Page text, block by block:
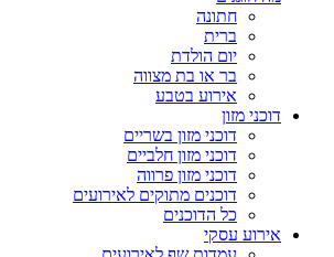
חתונה
ברית
יום הולדת
בר או בת מצווה
אירוע בטבע
דוכני מזון
דוכני מזון בשריים
דוכני מזון חלביים
דוכני מזון פרווה
דוכנים מתוקים לאירועים
כל הדוכנים
אירוע עסקי